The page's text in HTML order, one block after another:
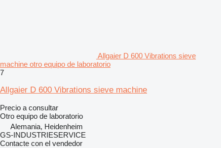
Allgaier D 600 Vibrations sieve
machine otro equipo de laboratorio
7
Allgaier D 600 Vibrations sieve machine
Precio a consultar
Otro equipo de laboratorio
Alemania, Heidenheim
GS-INDUSTRIESERVICE
Contacte con el vendedor